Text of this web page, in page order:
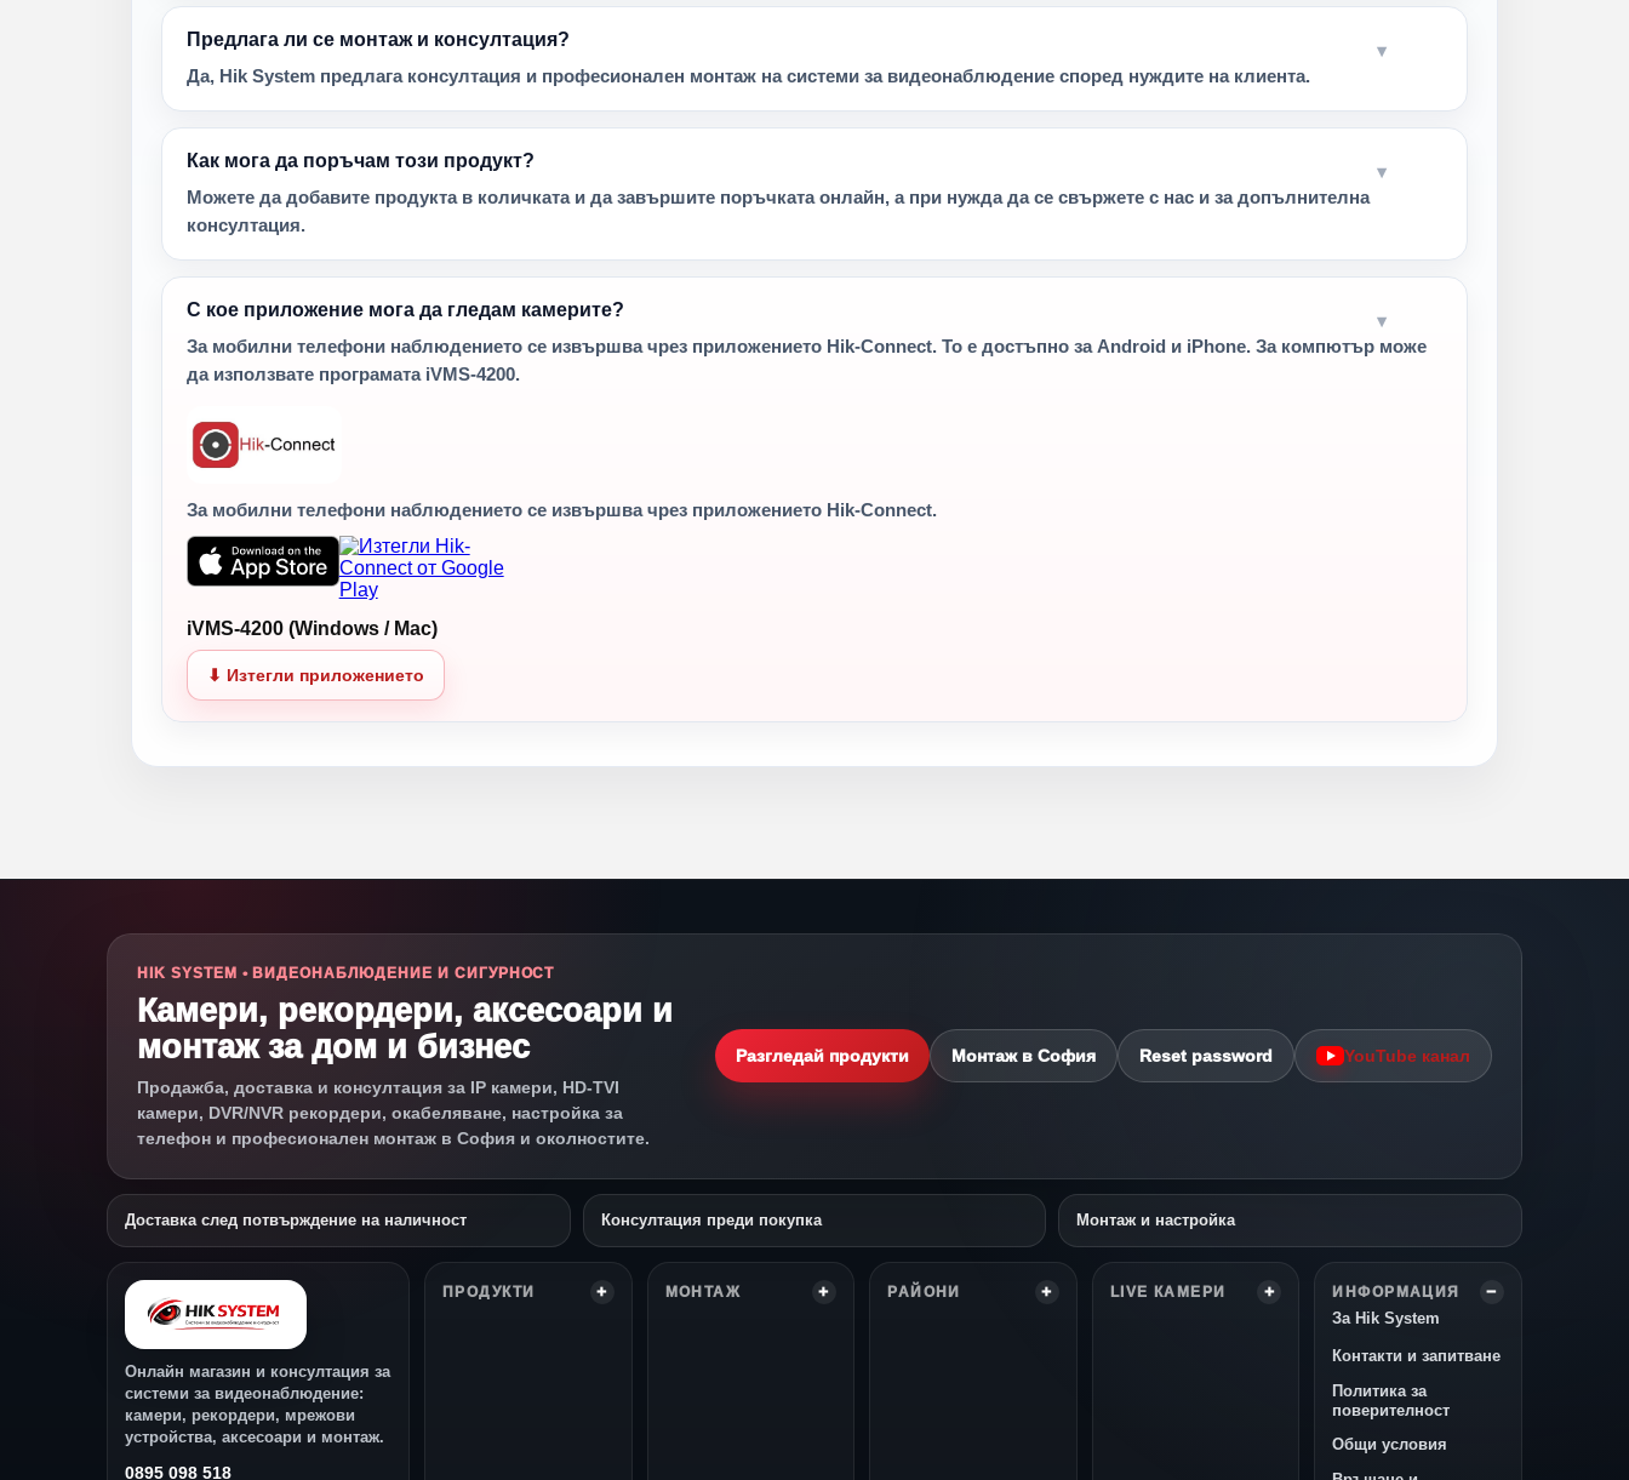
Предлага ли се монтаж и консултация?
Да, Hik System предлага консултация и професионален монтаж на системи за видеонаблюдение според нуждите на клиента.
Как мога да поръчам този продукт?
Можете да добавите продукта в количката и да завършите поръчката онлайн, а при нужда да се свържете с нас и за допълнителна
консултация.
С кое приложение мога да гледам камерите?
За мобилни телефони наблюдението се извършва чрез приложението Hik-Connect. То е достъпно за Android и iPhone. За компютър може
да използвате програмата iVMS-4200.
За мобилни телефони наблюдението се извършва чрез приложението Hik-Connect.
iVMS-4200 (Windows / Mac)
⬇ Изтегли приложението
HIK SYSTEM • ВИДЕОНАБЛЮДЕНИЕ И СИГУРНОСТ
Камери, рекордери, аксесоари и
монтаж за дом и бизнес
Продажба, доставка и консултация за IP камери, HD-TVI
камери, DVR/NVR рекордери, окабеляване, настройка за
телефон и професионален монтаж в София и околностите.
Разгледай продукти Монтаж в София Reset password YouTube канал
Доставка след потвърждение на наличност Консултация преди покупка Монтаж и настройка
Онлайн магазин и консултация за
системи за видеонаблюдение:
камери, рекордери, мрежови
устройства, аксесоари и монтаж.
0895 098 518
ПРОДУКТИ МОНТАЖ РАЙОНИ LIVE КАМЕРИ ИНФОРМАЦИЯ
За Hik System
Контакти и запитване
Политика за
поверителност
Общи условия